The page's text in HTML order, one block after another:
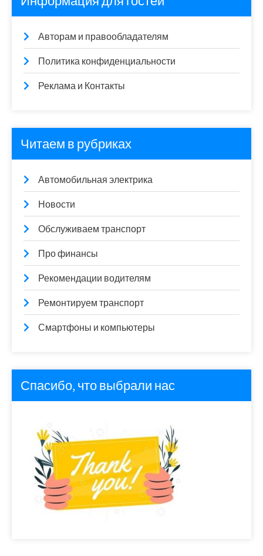
Авторам и правообладателям
Политика конфиденциальности
Реклама и Контакты
Читаем в рубриках
Автомобильная электрика
Новости
Обслуживаем транспорт
Про финансы
Рекомендации водителям
Ремонтируем транспорт
Смартфоны и компьютеры
Спасибо, что выбрали нас